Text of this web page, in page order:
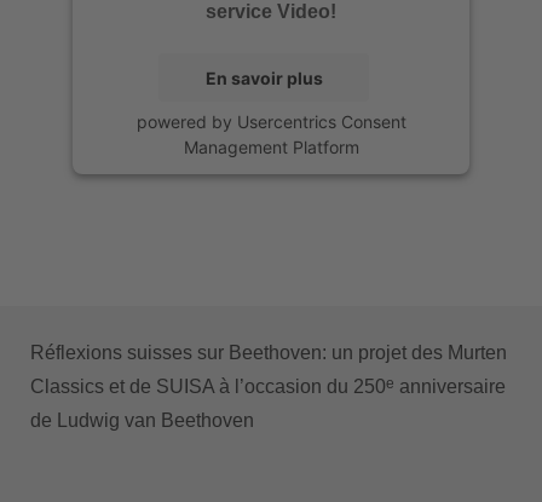
service Video!
En savoir plus
powered by Usercentrics Consent
Management Platform
Réflexions suisses sur Beethoven: un projet des Murten
Classics et de SUISA à l’occasion du 250e anniversaire
de Ludwig van Beethoven